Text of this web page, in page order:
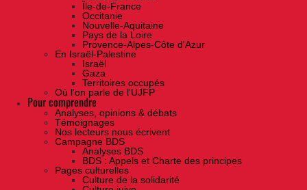
Île-de-France
Occitanie
Nouvelle-Aquitaine
Pays de la Loire
Provence-Alpes-Côte d'Azur
En Israël-Palestine
Israël
Gaza
Territoires occupés
Où l'on parle de l'UJFP
Pour comprendre
Analyses, opinions & débats
Témoignages
Nos lecteurs nous écrivent
Campagne BDS
Analyses BDS
BDS : Appels et Charte des principes
Pages culturelles
Culture de la solidarité